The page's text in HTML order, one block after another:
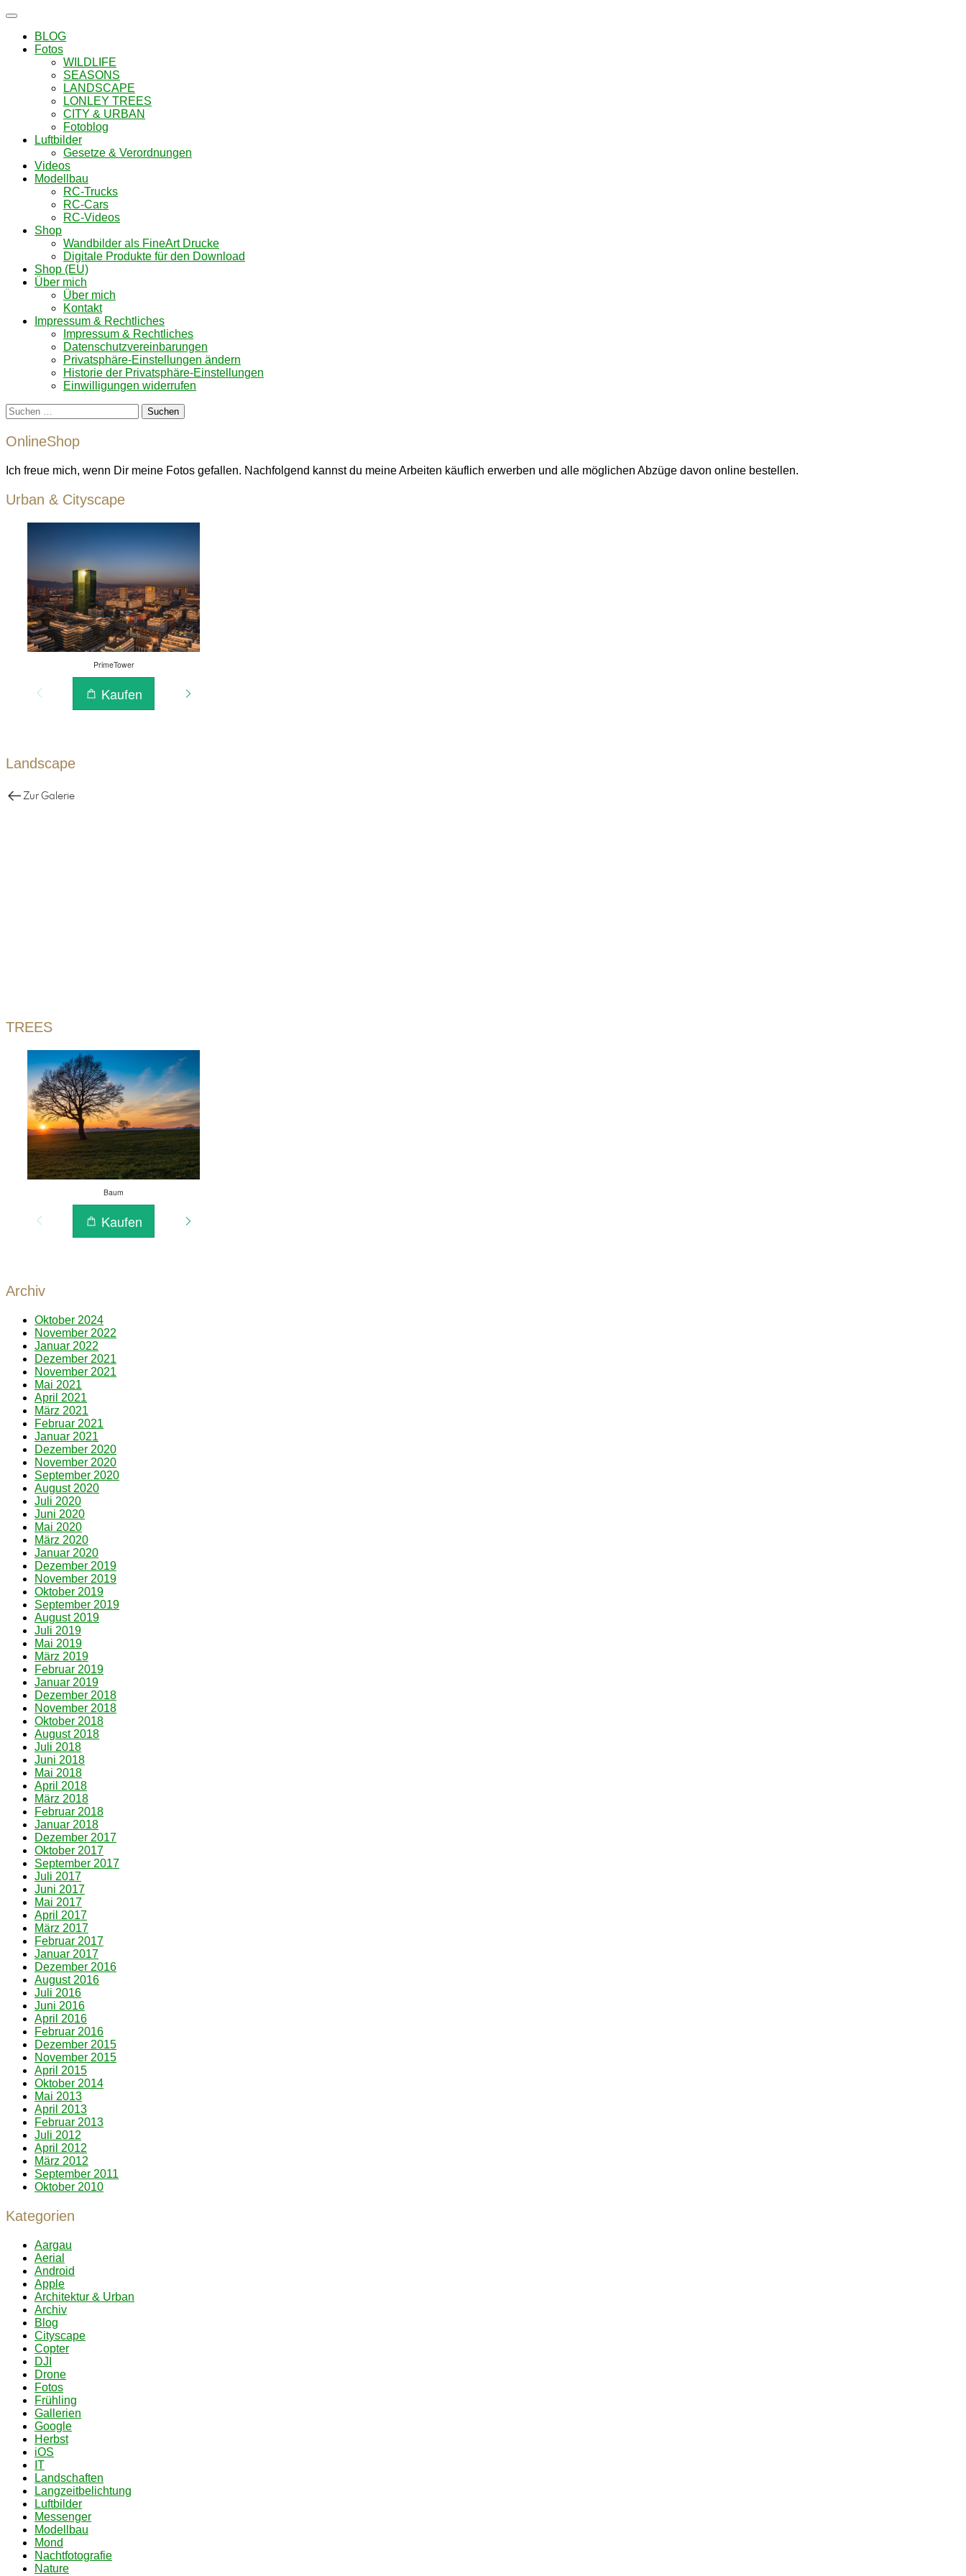
Navigation
umschalten
BLOG
Fotos
WILDLIFE
SEASONS
LANDSCAPE
LONLEY TREES
CITY & URBAN
Fotoblog
Luftbilder
Gesetze & Verordnungen
Videos
Modellbau
RC-Trucks
RC-Cars
RC-Videos
Shop
Wandbilder als FineArt Drucke
Digitale Produkte für den Download
Shop (EU)
Über mich
Über mich
Kontakt
Impressum & Rechtliches
Impressum & Rechtliches
Datenschutzvereinbarungen
Privatsphäre-Einstellungen ändern
Historie der Privatsphäre-Einstellungen
Einwilligungen widerrufen
Suchen
nach:
OnlineShop
Ich freue mich, wenn Dir meine Fotos gefallen. Nachfolgend kannst du meine Arbeiten käuflich erwerben und alle möglichen Abzüge davon online bestellen.
Urban & Cityscape
Landscape
TREES
Archiv
Oktober 2024
November 2022
Januar 2022
Dezember 2021
November 2021
Mai 2021
April 2021
März 2021
Februar 2021
Januar 2021
Dezember 2020
November 2020
September 2020
August 2020
Juli 2020
Juni 2020
Mai 2020
März 2020
Januar 2020
Dezember 2019
November 2019
Oktober 2019
September 2019
August 2019
Juli 2019
Mai 2019
März 2019
Februar 2019
Januar 2019
Dezember 2018
November 2018
Oktober 2018
August 2018
Juli 2018
Juni 2018
Mai 2018
April 2018
März 2018
Februar 2018
Januar 2018
Dezember 2017
Oktober 2017
September 2017
Juli 2017
Juni 2017
Mai 2017
April 2017
März 2017
Februar 2017
Januar 2017
Dezember 2016
August 2016
Juli 2016
Juni 2016
April 2016
Februar 2016
Dezember 2015
November 2015
April 2015
Oktober 2014
Mai 2013
April 2013
Februar 2013
Juli 2012
April 2012
März 2012
September 2011
Oktober 2010
Kategorien
Aargau
Aerial
Android
Apple
Architektur & Urban
Archiv
Blog
Cityscape
Copter
DJI
Drone
Fotos
Frühling
Gallerien
Google
Herbst
iOS
IT
Landschaften
Langzeitbelichtung
Luftbilder
Messenger
Modellbau
Mond
Nachtfotografie
Nature